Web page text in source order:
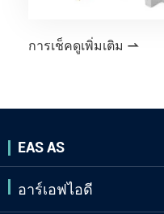
การเช็คดูเพิ่มเติม 
EAS AS
อาร์เอฟไอดี